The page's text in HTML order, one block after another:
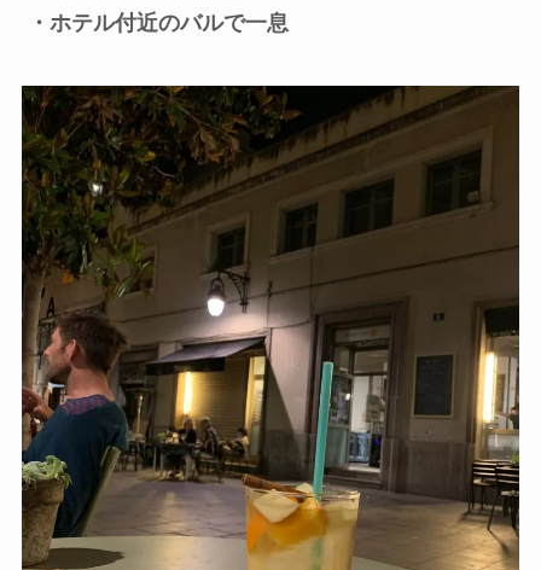
・ホテル付近のバルで一息